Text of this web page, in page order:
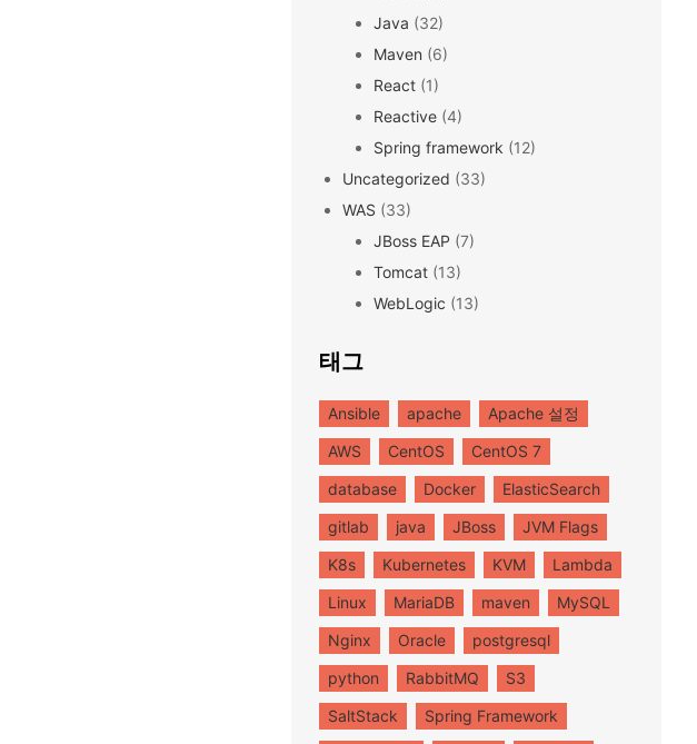
Java (32)
Maven (6)
React (1)
Reactive (4)
Spring framework (12)
Uncategorized (33)
WAS (33)
JBoss EAP (7)
Tomcat (13)
WebLogic (13)
태그
Ansible apache
Apache 설정
AWS
CentOS
CentOS 7
database
Docker
ElasticSearch
gitlab
java JBoss
JVM Flags
K8s
Kubernetes KVM
Lambda
Linux
MariaDB maven
MySQL
Nginx
Oracle
postgresql
python
RabbitMQ
S3
SaltStack
Spring Framework